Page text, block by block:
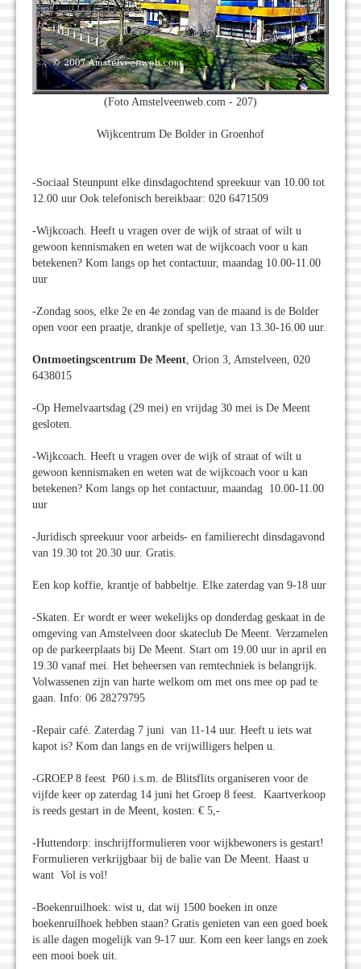
(Foto Amstelveenweb.com - 207)
Wijkcentrum De Bolder in Groenhof
-Sociaal Steunpunt elke dinsdagochtend spreekuur van 10.00 tot
12.00 uur Ook telefonisch bereikbaar: 020 6471509
-Wijkcoach. Heeft u vragen over de wijk of straat of wilt u
gewoon kennismaken en weten wat de wijkcoach voor u kan
betekenen? Kom langs op het contactuur, maandag 10.00-11.00
uur
-Zondag soos, elke 2e en 4e zondag van de maand is de Bolder
open voor een praatje, drankje of spelletje, van 13.30-16.00 uur.
Ontmoetingscentrum De Meent , Orion 3, Amstelveen, 020
6438015
-Op Hemelvaartsdag (29 mei) en vrijdag 30 mei is De Meent
gesloten.
-Wijkcoach. Heeft u vragen over de wijk of straat of wilt u
gewoon kennismaken en weten wat de wijkcoach voor u kan
betekenen? Kom langs op het contactuur, maandag 10.00-11.00
uur
-Juridisch spreekuur voor arbeids- en familierecht dinsdagavond
van 19.30 tot 20.30 uur. Gratis.
Een kop koffie, krantje of babbeltje. Elke zaterdag van 9-18 uur
-Skaten. Er wordt er weer wekelijks op donderdag geskaat in de
omgeving van Amstelveen door skateclub De Meent. Verzamelen
op de parkeerplaats bij De Meent. Start om 19.00 uur in april en
19.30 vanaf mei. Het beheersen van remtechniek is belangrijk.
Volwassenen zijn van harte welkom om met ons mee op pad te
gaan. Info: 06 28279795
-Repair café. Zaterdag 7 juni van 11-14 uur. Heeft u iets wat
kapot is? Kom dan langs en de vrijwilligers helpen u.
-GROEP 8 feest P60 i.s.m. de Blitsflits organiseren voor de
vijfde keer op zaterdag 14 juni het Groep 8 feest. Kaartverkoop
is reeds gestart in de Meent, kosten: € 5,-
-Huttendorp: inschrijfformulieren voor wijkbewoners is gestart!
Formulieren verkrijgbaar bij de balie van De Meent. Haast u
want Vol is vol!
-Boekenruilhoek: wist u, dat wij 1500 boeken in onze
boekenruilhoek hebben staan? Gratis genieten van een goed boek
is alle dagen mogelijk van 9-17 uur. Kom een keer langs en zoek
een mooi boek uit.